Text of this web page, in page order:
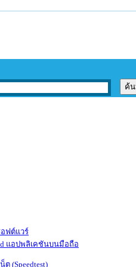
ฟต์แวร์
แอปพลิเคชันบนมือถือ
ต (Speedtest)